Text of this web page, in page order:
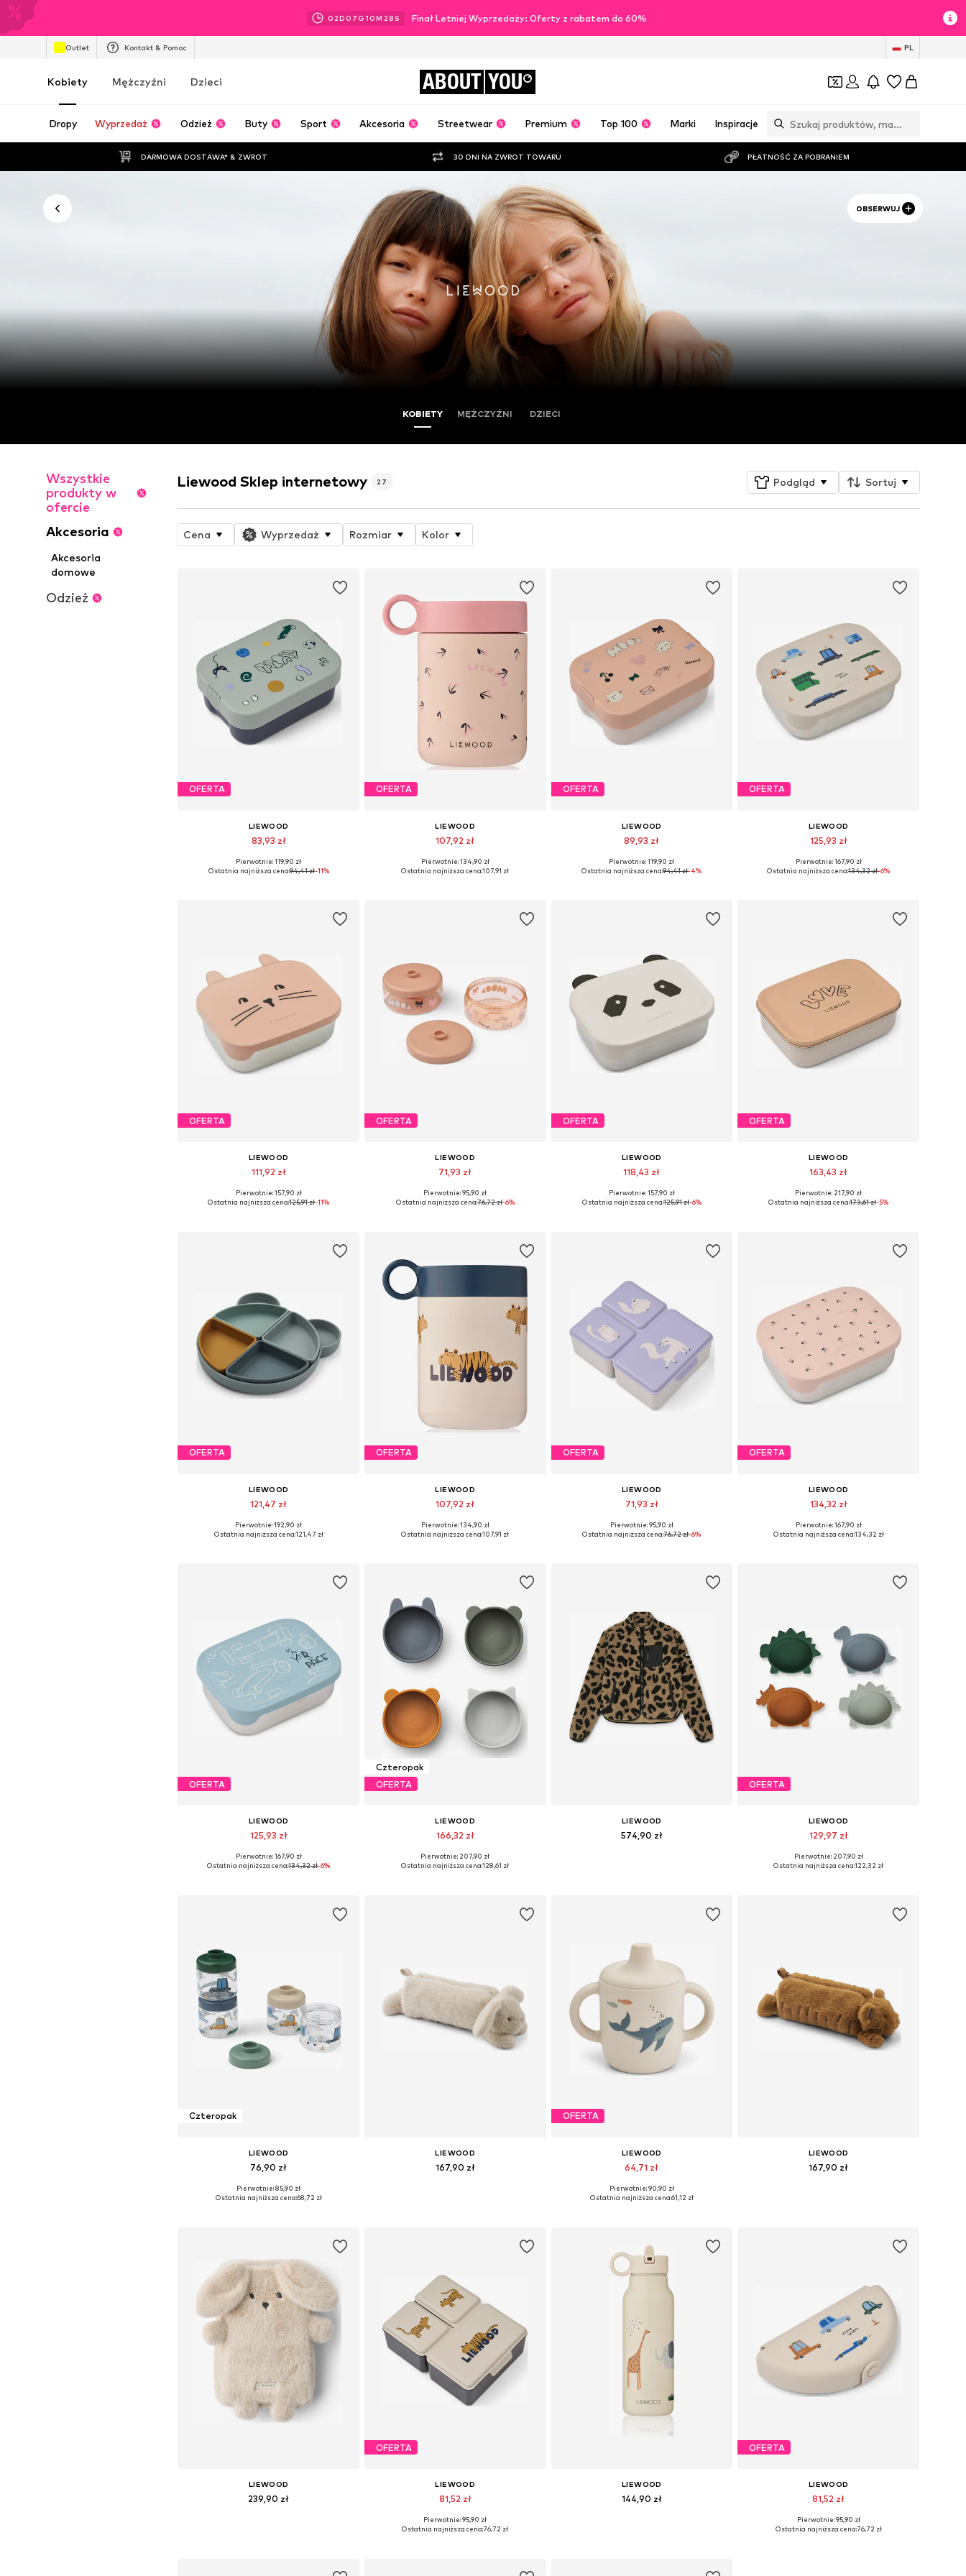
02D 07 G10M 26 S Finał Letniej Wyprzedaży: Oferty z rabatem do 60%
Outlet Kontakt & Pomoc PL
Kobiety Mężczyźni Dzieci ABOUT YOU
Dropy Wyprzedaż Odzież Buty Sport Akcesoria Streetwear Premium Top 100 Marki Inspiracje
DARMOWA DOSTAWA* & ZWROT 30 DNI NA ZWROT TOWARU PŁATNOŚĆ ZA POBRANIEM
OBSERWUJ
KOBIETY MĘŻCZYŹNI DZIECI
Wszystkie
produkty w
ofercie
Akcesoria
Akcesoria
domowe
Odzież
Liewood Sklep internetowy 27 Podgląd Sortuj
Cena Wyprzedaż Rozmiar Kolor
OFERTA
LIEWOOD
83,93 zł
Dostępne rozmiary: One Size
Pierwotnie: 119,90 zł
Ostatnia najniższa cena:94,41 zł-11%
OFERTA
LIEWOOD
107,92 zł
Dostępne rozmiary: One Size
Pierwotnie: 134,90 zł
Ostatnia najniższa cena:107,91 zł
OFERTA
LIEWOOD
89,93 zł
Dostępne rozmiary: One Size
Pierwotnie: 119,90 zł
Ostatnia najniższa cena:94,41 zł-4%
OFERTA
LIEWOOD
125,93 zł
Dostępne rozmiary: One Size
Pierwotnie: 167,90 zł
Ostatnia najniższa cena:134,32 zł-6%
OFERTA
LIEWOOD
111,92 zł
Dostępne rozmiary: One Size
Pierwotnie: 157,90 zł
Ostatnia najniższa cena:125,91 zł-11%
OFERTA
LIEWOOD
71,93 zł
Dostępne rozmiary: One Size
Pierwotnie: 95,90 zł
Ostatnia najniższa cena:76,72 zł-6%
OFERTA
LIEWOOD
118,43 zł
Dostępne rozmiary: One Size
Pierwotnie: 157,90 zł
Ostatnia najniższa cena:125,91 zł-6%
OFERTA
LIEWOOD
163,43 zł
Dostępne rozmiary: One Size
Pierwotnie: 217,90 zł
Ostatnia najniższa cena:173,61 zł-5%
OFERTA
LIEWOOD
121,47 zł
Dostępne rozmiary: One Size
Pierwotnie: 192,90 zł
Ostatnia najniższa cena:121,47 zł
OFERTA
LIEWOOD
107,92 zł
Dostępne rozmiary: One Size
Pierwotnie: 134,90 zł
Ostatnia najniższa cena:107,91 zł
OFERTA
LIEWOOD
71,93 zł
Dostępne rozmiary: One Size
Pierwotnie: 95,90 zł
Ostatnia najniższa cena:76,72 zł-6%
OFERTA
LIEWOOD
134,32 zł
Dostępne rozmiary: One Size
Pierwotnie: 167,90 zł
Ostatnia najniższa cena:134,32 zł
OFERTA
LIEWOOD
125,93 zł
Dostępne rozmiary: One Size
Pierwotnie: 167,90 zł
Ostatnia najniższa cena:134,32 zł-6%
Czteropak
OFERTA
LIEWOOD
166,32 zł
Dostępne rozmiary: One Size
Pierwotnie: 207,90 zł
Ostatnia najniższa cena:128,61 zł
LIEWOOD
574,90 zł
OFERTA
LIEWOOD
129,97 zł
Dostępne rozmiary: One Size
Pierwotnie: 207,90 zł
Ostatnia najniższa cena:122,32 zł
Czteropak
LIEWOOD
76,90 zł
Dostępne rozmiary: One Size
Pierwotnie: 85,90 zł
Ostatnia najniższa cena:68,72 zł
LIEWOOD
167,90 zł
OFERTA
LIEWOOD
64,71 zł
Dostępne rozmiary: One Size
Pierwotnie: 90,90 zł
Ostatnia najniższa cena:61,12 zł
LIEWOOD
167,90 zł
LIEWOOD
239,90 zł
OFERTA
LIEWOOD
81,52 zł
Dostępne rozmiary: One Size
Pierwotnie: 95,90 zł
Ostatnia najniższa cena:76,72 zł
LIEWOOD
144,90 zł
OFERTA
LIEWOOD
81,52 zł
Dostępne rozmiary: One Size
Pierwotnie: 95,90 zł
Ostatnia najniższa cena:76,72 zł